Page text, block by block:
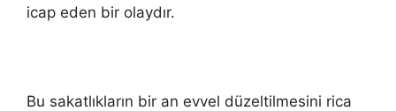
icap eden bir olaydır.
Bu sakatlıkların bir an evvel düzeltilmesini rica